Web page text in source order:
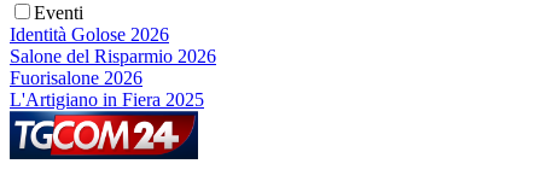
Eventi
Identità Golose 2026
Salone del Risparmio 2026
Fuorisalone 2026
L'Artigiano in Fiera 2025